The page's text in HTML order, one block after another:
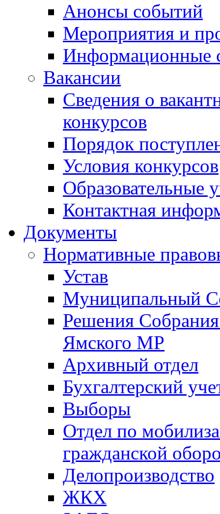
Анонсы событий
Мероприятия и
Информационные
Вакансии
Сведения о
конкурсов
Порядок
Условия конкурсов
Образовательные
Контактная
Документы
Нормативные
Устав
Муниципальный
Решения
Ямского МР
Архивный отдел
Бухгалтерский
Выборы
Отдел по
гражданской
Делопроизводство
ЖКХ